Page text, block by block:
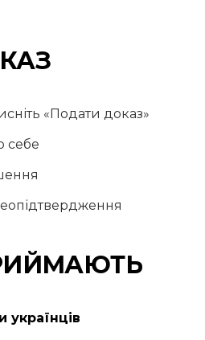
«Подати доказ»
себе
українців